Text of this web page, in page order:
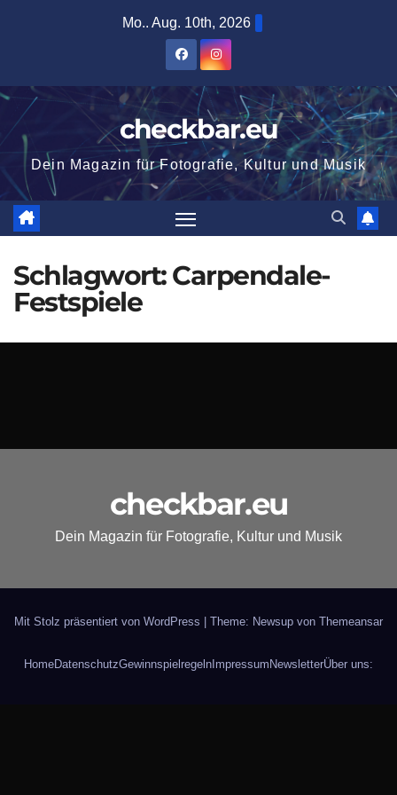
Mo.. Aug. 10th, 2026
checkbar.eu
Dein Magazin für Fotografie, Kultur und Musik
Schlagwort:Carpendale-
Festspiele
checkbar.eu
Dein Magazin für Fotografie, Kultur und Musik
Mit Stolz präsentiert von WordPress Theme: Newsup von Themeansar
HomeDatenschutzGewinnspielregeln Impressum NewsletterÜber uns: